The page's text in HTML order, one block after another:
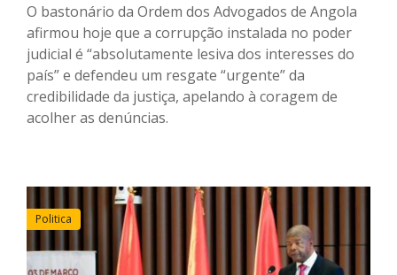
O bastonário da Ordem dos Advogados de Angola
afirmou hoje que a corrupção instalada no poder
judicial é “absolutamente lesiva dos interesses do
país” e defendeu um resgate “urgente” da
credibilidade da justiça, apelando à coragem de
acolher as denúncias.
Politica